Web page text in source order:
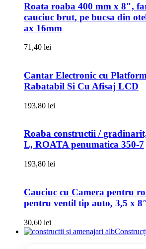
Roata roaba 400 mm x 8″,
cauciuc brut, pe bucsa din
ax 16mm
71,40 lei
Cantar Electronic cu
Rabatabil Si Cu Afisaj LCD
193,80 lei
Roaba constructii /
L, ROATA penumatica 350-7
193,80 lei
Cauciuc cu Camera pentru
pentru ventil tip auto, 3,5 x
30,60 lei